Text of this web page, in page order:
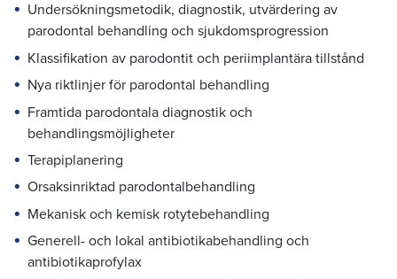
Undersökningsmetodik, diagnostik, utvärdering av
parodontal behandling och sjukdomsprogression
Klassifikation av parodontit och periimplantära tillstånd
Nya riktlinjer för parodontal behandling
Framtida parodontala diagnostik och
behandlingsmöjligheter
Terapiplanering
Orsaksinriktad parodontalbehandling
Mekanisk och kemisk rotytebehandling
Generell- och lokal antibiotikabehandling och
antibiotikaprofylax